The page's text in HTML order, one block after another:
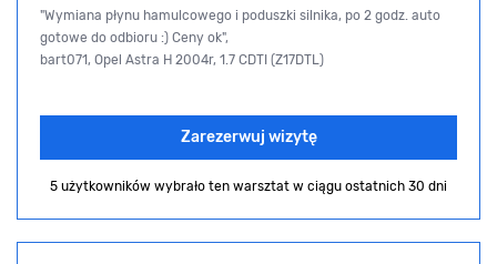
"Wymiana płynu hamulcowego i poduszki silnika, po 2 godz. auto
gotowe do odbioru :) Ceny ok",
bart071, Opel Astra H 2004r, 1.7 CDTI (Z17DTL)
Zarezerwuj wizytę
5 użytkowników wybrało ten warsztat w ciągu ostatnich 30 dni